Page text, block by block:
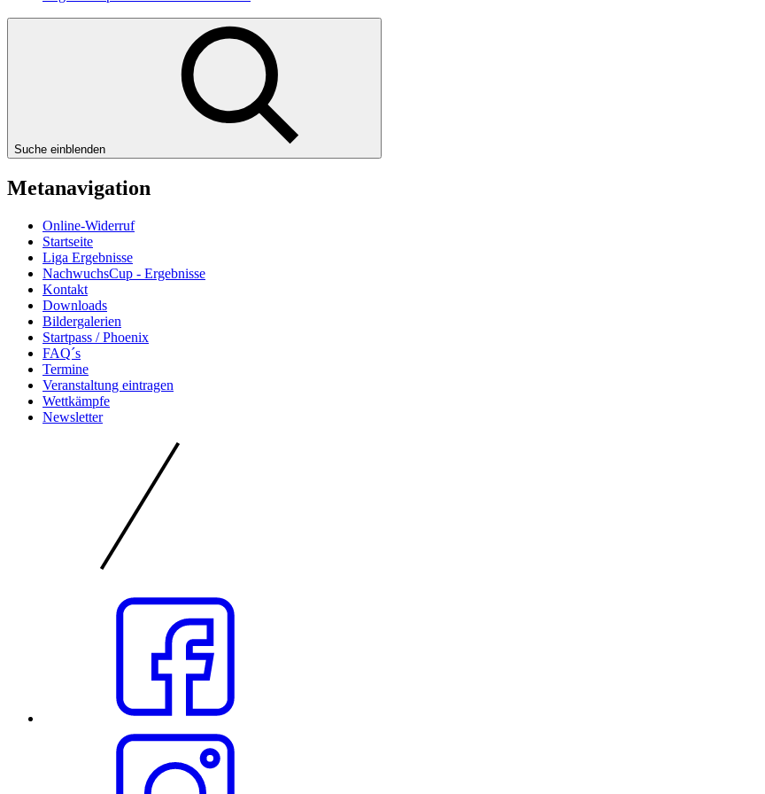
Suche einblenden
Metanavigation
Online-Widerruf
Startseite
Liga Ergebnisse
NachwuchsCup - Ergebnisse
Kontakt
Downloads
Bildergalerien
Startpass / Phoenix
FAQ´s
Termine
Veranstaltung eintragen
Wettkämpfe
Newsletter